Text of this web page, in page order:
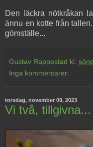
Den läckra nötkråkan
ännu en kotte från
gömställe...
Gustav Rappestad kl.
Inga kommentarer:
torsdag, november 09, 2023
Vi två, tillgivna...